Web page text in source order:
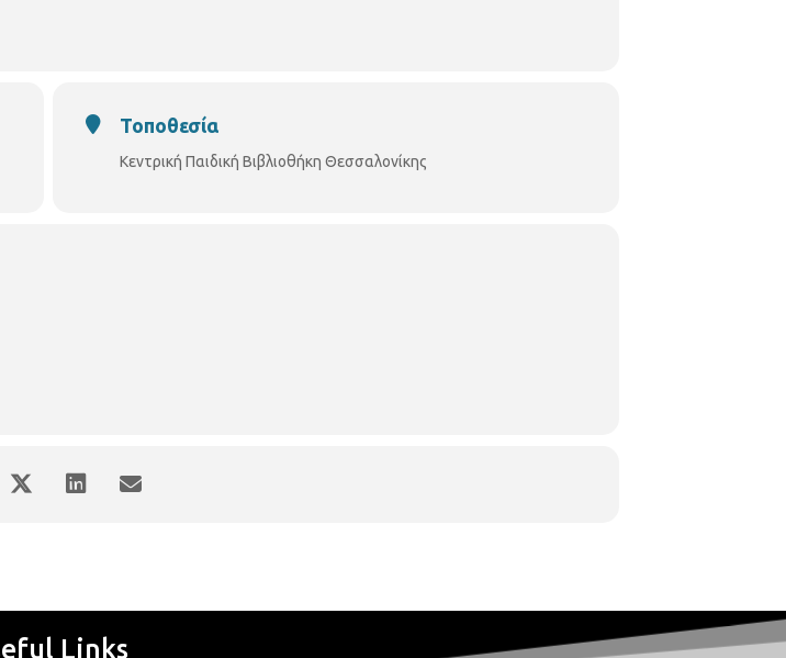
Τοποθεσία
Κεντρική Παιδική Βιβλιοθήκη Θεσσαλονίκης
Links